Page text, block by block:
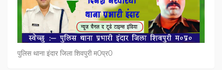
पुलिस थाना इंदार जिला शिवपुरी म0प्र0